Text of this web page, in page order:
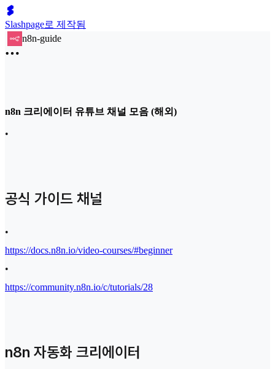
Slashpage로 제작됨
n8n-guide
n8n 크리에이터 유튜브 채널 모음 (해외)
•
공식 가이드 채널
•
https://docs.n8n.io/video-courses/#beginner
•
https://community.n8n.io/c/tutorials/28
n8n 자동화 크리에이터